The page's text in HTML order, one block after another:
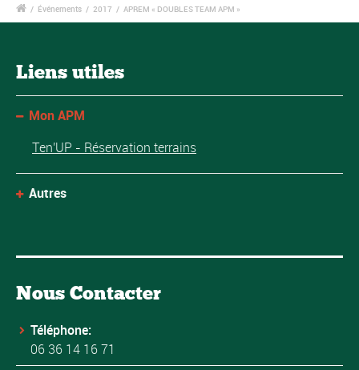
/ Événements / 2017 / APREM « DOUBLES TEAM APM »
Liens utiles
Mon APM
Ten'UP - Réservation terrains
Autres
Nous Contacter
Téléphone:
06 36 14 16 71